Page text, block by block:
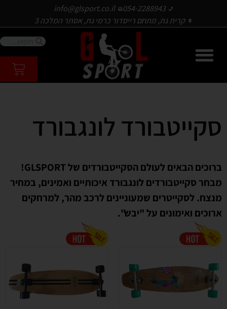
054-2288943
info@glsport.co.il
קרית גת, מתחם רייסדור כרמי גת, אסתר המלכה 3
סקייטבורד לונגבורד
ברוכים הבאים לעולם הסקייטבורדים של GLSPORT!
מבחר סקייטבורדים לונגבורד איכותיים ואמינים, במחיר
מנצח. לסקייטרים שמעוניינים לרכב מהר, למרחקים
ארוכים ואימונים על "יבש".